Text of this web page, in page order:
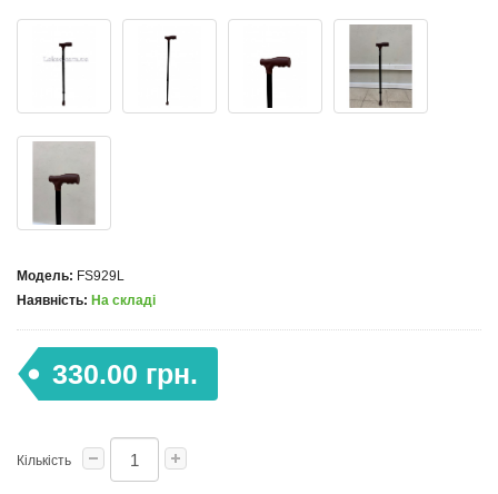
Модель: FS929L
Наявність: На складі
330.00 грн.
Кількість